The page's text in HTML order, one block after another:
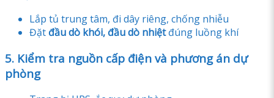
Lắp tủ trung tâm, đi dây riêng, chống nhiễu
Đặt đầu dò khói, đầu dò nhiệtđúng luồng khí
5. Kiểm tra nguồn cấp điện và phương án dự
phòng